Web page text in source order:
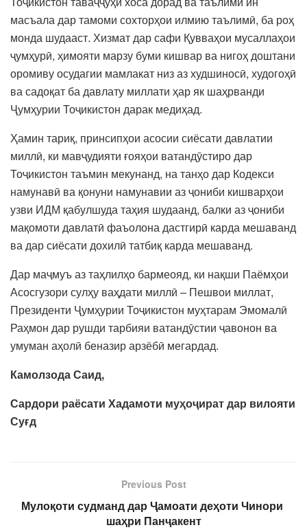
масъала дар тамоми сохторҳои илмию таълимӣ, ба роҳ
монда шудааст. Хизмат дар сафи Қувваҳои мусаллаҳои
ҷумҳурӣ, ҳимояти марзу буми кишвар ва нигоҳ доштани
оромиву осудагии мамлакат низ аз худшиносӣ, худогоҳӣ
ва садоқат ба давлату миллати ҳар як шаҳрванди
Ҷумҳурии Тоҷикистон дарак медиҳад.
Ҳамин тариқ, принсипҳои асосии сиёсати давлатии
миллӣ, ки мавҷудияти ғояҳои ватандӯстиро дар
Тоҷикистон таъмин мекунанд, на танҳо дар Кодекси
намунавӣ ва қонуни намунавии аз ҷониби кишварҳои
узви ИДМ қабулшуда таҳия шудаанд, балки аз ҷониби
мақомоти давлатӣ фаъолона дастгирӣ карда мешаванд
ва дар сиёсати дохилӣ татбиқ карда мешаванд.
Дар маҷмуъ аз таҳлилҳо бармеояд, ки нақши Паёмҳои
Асосгузори сулҳу ваҳдати миллӣ – Пешвои миллат,
Президенти Ҷумҳурии Тоҷикистон муҳтарам Эмомалӣ
Раҳмон дар рушди тарбияи ватандӯстии ҷавонон ва
умуман аҳолӣ беназир арзёбӣ мегардад.
Камолзода Саид,
Сардори раёсати Хадамоти муҳоҷират дар вилояти
Суғд
Previous Post
Мулоқоти судманд дар Ҷамоати деҳоти Чинори
шаҳри Панҷакент